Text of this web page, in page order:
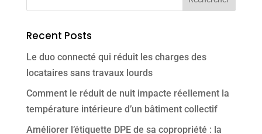
Recent Posts
Le duo connecté qui réduit les charges des
locataires sans travaux lourds
Comment le réduit de nuit impacte réellement la
température intérieure d’un bâtiment collectif
Améliorer l’étiquette DPE de sa copropriété : la